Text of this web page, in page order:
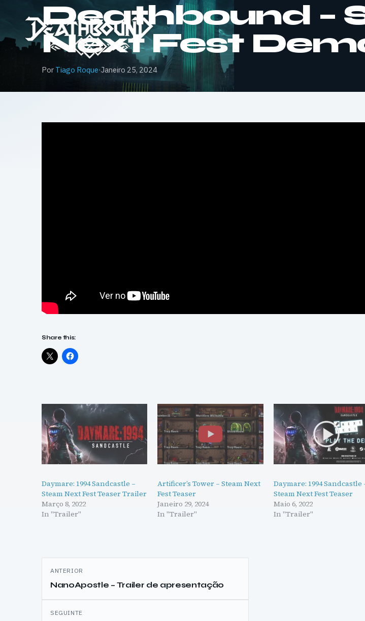
Deathbound –
Next Fest
Por Tiago Roque·Janeiro 25, 2024
Share this:
Daymare: 1994 Sandcastle –
Steam Next Fest Teaser Trailer
Março 8, 2022
In "Trailer"
Artificer’s Tower – Steam Next
Fest Teaser
Janeiro 29, 2024
In "Trailer"
Daymare: 1994 Sandcastle
Steam Next Fest Teaser
Maio 6, 2022
In "Trailer"
Navegação
de
artigos
ANTERIOR
NanoApostle – Trailer de apresentação
SEGUINTE